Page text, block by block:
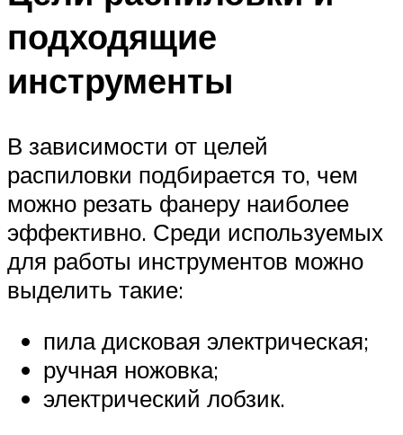
подходящие
инструменты
В зависимости от целей
распиловки подбирается то, чем
можно резать фанеру наиболее
эффективно. Среди используемых
для работы инструментов можно
выделить такие:
пила дисковая электрическая;
ручная ножовка;
электрический лобзик.